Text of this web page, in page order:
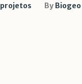
projetos By Biogeo